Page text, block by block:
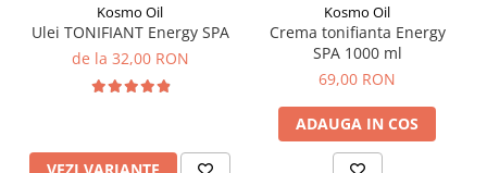
Kosmo Oil
Ulei TONIFIANT Energy SPA
de la 32,00 RON
Kosmo Oil
Crema tonifianta Energy
SPA 1000 ml
69,00 RON
ADAUGA IN COS